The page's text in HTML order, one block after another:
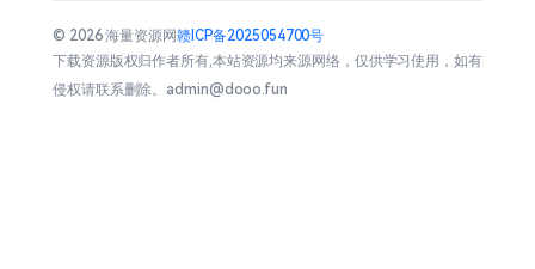
© 2026 海量资源网赣ICP备2025054700号
下载资源版权归作者所有,本站资源均来源网络，仅供学习使用，如有
侵权请联系删除。admin@dooo.fun